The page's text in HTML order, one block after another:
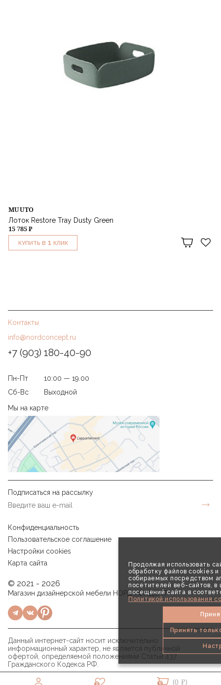
Продолжая использовать
обработку файлов cookies и
собираемых посредством
посетителей веб-сайтов, в
посещений сайта в
Политикой использования
Принять
0 0 (0 ₽)
MUUTO
Лоток Restore Tray Dusty Green
15 785 ₽
КУПИТЬ В 1 КЛИК
Контакты
info@nordconcept.ru
+7 (903) 180-40-90
Пн-Пт
10:00 — 19.00
Сб-Вс
Выходной
Мы на карте
Подписаться на рассылку
Конфиденциальность
Пользовательское соглашение
Настройки cookies
Карта сайта
© 2021 - 2026
Магазин дизайнерской мебели НОРД КОНЦЕПТ
Данный интернет-сайт носит исключительно
информационный характер, не является публичной
офертой, определяемой положениями Статьи 437
Гражданского Кодекса РФ.